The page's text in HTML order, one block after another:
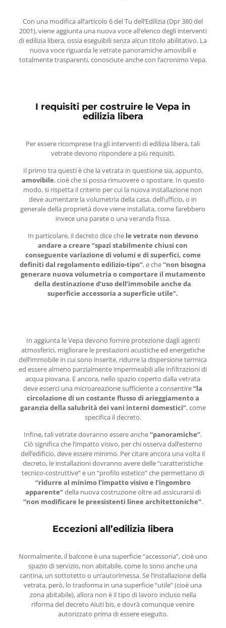
Con una modifica all’articolo 6 del Tu dell’Edilizia (Dpr 380 del
2001), viene aggiunta una nuova voce all’elenco degli interventi
di edilizia libera, ossia eseguibili senza alcun titolo abilitativo. La
nuova voce riguarda le vetrate panoramiche amovibili e
totalmente trasparenti, conosciute anche con l’acronimo Vepa.
I requisiti per costruire le Vepa in
edilizia libera
Per essere ricomprese tra gli interventi di edilizia libera, tali
vetrate devono rispondere a più requisiti.
Il primo tra questi è che la vetrata in questione sia, appunto,
amovibile, cioè che si possa rimuovere o spostare. In questo
modo, si rispetta il criterio per cui la nuova installazione non
deve aumentare la volumetria della casa, dell’ufficio, o in
generale della proprietà dove viene installata, come farebbero
invece una parete o una veranda fissa.
In particolare, il decreto dice che le vetrate non devono
andare a creare “spazi stabilmente chiusi con
conseguente variazione di volumi e di superfici, come
definiti dal regolamento edilizio-tipo”, e che“non bisogna
generare nuova volumetria o comportare il mutamento
della destinazione d’uso dell’immobile anche da
superficie accessoria a superficie utile”.
In aggiunta le Vepa devono fornire protezione dagli agenti
atmosferici, migliorare le prestazioni acustiche ed energetiche
dell’immobile in cui sono inserite, ridurre la dispersione termica
ed essere almeno parzialmente impermeabili alle infiltrazioni di
acqua piovana. E ancora, nello spazio coperto dalla vetrata
deve esserci una microareazione sufficiente a consentire“la
circolazione di un costante flusso di arieggiamento a
garanzia della salubrità dei vani interni domestici”, come
specifica il decreto.
Infine, tali vetrate dovranno essere anche“panoramiche”.
Ciò significa che l’impatto visivo, per chi osserva dall’esterno
dell’edificio, deve essere minimo. Per citare ancora una volta il
decreto, le installazioni dovranno avere delle “caratteristiche
tecnico-costruttive” e un “profilo estetico” che permettano di
“ridurre al minimo l’impatto visivo e l’ingombro
apparente”della nuova costruzione oltre ad assicurarsi di
“non modificare le preesistenti linee architettoniche”.
Eccezioni all’edilizia libera
Normalmente, il balcone è una superficie “accessoria”, cioè uno
spazio di servizio, non abitabile, come lo sono anche una
cantina, un sottotetto o un’autorimessa. Se l’installazione della
vetrata, però, lo trasforma in una superficie “utile” (cioè una
zona abitabile), allora non è il tipo di lavoro incluso nella
riforma del decreto Aiuti bis, e dovrà comunque venire
autorizzato prima di essere eseguito.